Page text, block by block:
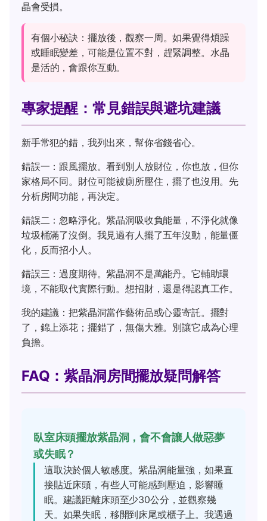
晶會受損。
有個小秘訣：擺放後，觀察一周。如果覺得煩躁
或睡眠變差，可能是位置不對，趕緊調整。水晶
是活的，會跟你互動。
專家提醒：常見錯誤與避坑建議
新手常犯的錯，我列出來，幫你省錢省心。
錯誤一：跟風擺放。看到別人放財位，你也放，但你
家格局不同。財位可能被廁所壓住，擺了也沒用。先
分析房間功能，再決定。
錯誤二：忽略淨化。紫晶洞吸收負能量，不淨化就像
垃圾桶滿了沒倒。我見過有人擺了五年沒動，能量僵
化，反而招小人。
錯誤三：過度期待。紫晶洞不是萬能丹。它輔助環
境，不能取代實際行動。想招財，還是得認真工作。
我的建議：把紫晶洞當作藝術品或心靈寄託。擺對
了，錦上添花；擺錯了，無傷大雅。別讓它成為心理
負擔。
FAQ：紫晶洞房間擺放疑問解答
臥室床頭擺放紫晶洞，會不會讓人做惡夢
或失眠？
這取決於個人敏感度。紫晶洞能量強，如果直
接貼近床頭，有些人可能感到壓迫，影響睡
眠。建議距離床頭至少30公分，並觀察幾
天。如果失眠，移開到床尾或櫃子上。我遇過